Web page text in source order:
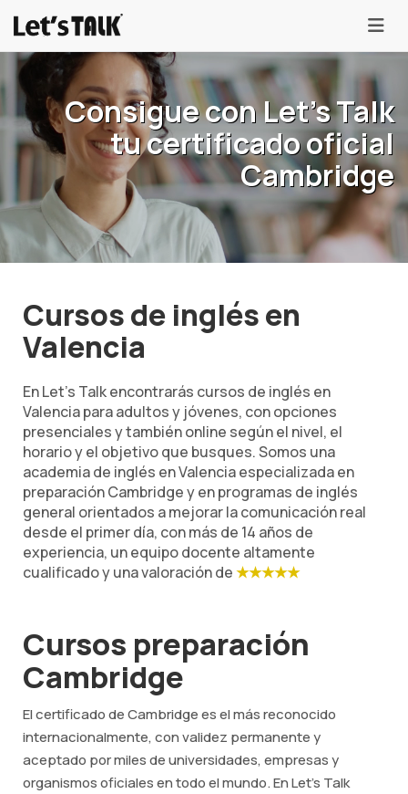
menu
Consigue con Let's Talk
tu certificado oficial
Cambridge
Cursos de inglés en
Valencia
En Let's Talk encontrarás cursos de inglés en
Valencia para adultos y jóvenes, con opciones
presenciales y también online según el nivel, el
horario y el objetivo que busques. Somos una
academia de inglés en Valencia especializada en
preparación Cambridge y en programas de inglés
general orientados a mejorar la comunicación real
desde el primer día, con más de 14 años de
experiencia, un equipo docente altamente
cualificado y una valoración de★★★★★
Cursos preparación
Cambridge
El certificado de Cambridge es el más reconocido
internacionalmente, con validez permanente y
aceptado por miles de universidades, empresas y
organismos oficiales en todo el mundo. En Let's Talk